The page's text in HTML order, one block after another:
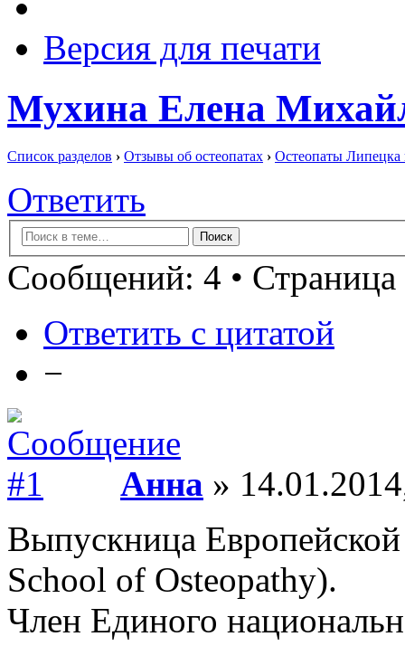
Версия для печати
Мухина Елена
Список разделов › Отзывы об остеопатах › Остеопаты Липецка
Ответить
Сообщений: 4 • Страница
Ответить с цитатой
−
Анна »
Выпускница
School of Osteopathy).
Член Единого